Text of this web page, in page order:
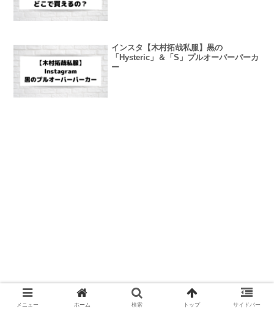
インスタ【木村拓哉私服】黒の
「Hysteric」＆「S」プルオーバーパーカ
ー
メニュー ホーム 検索 トップ サイドバー